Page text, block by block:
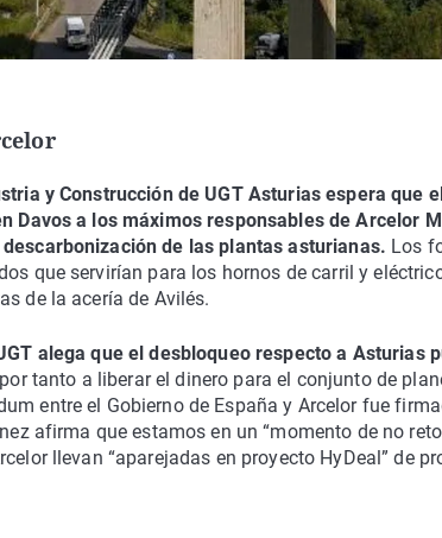
y Construcción de UGT Asturias espera que
Davos a los máximos responsables de Arcelor
de las plantas asturianas. Los
que servirían para los hornos de carril y
de la acería de Avilés.
alega que el desbloqueo respecto a Asturias
tanto a liberar el dinero para el conjunto de
entre el Gobierno de España y Arcelor fue
afirma que estamos en un “momento de no
llevan “aparejadas en proyecto HyDeal” de